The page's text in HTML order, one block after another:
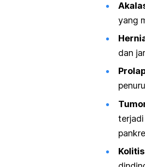
yang
dan
terjadi